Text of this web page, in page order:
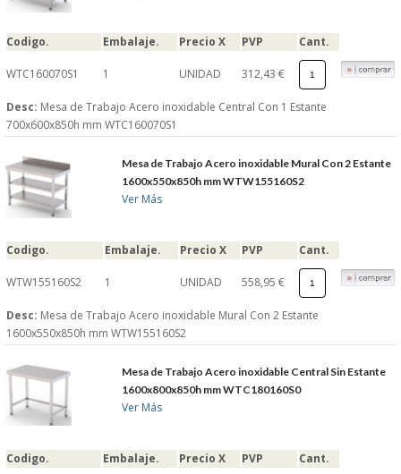
Codigo. Embalaje. Precio X PVP Cant.
WTC160070S1 1 UNIDAD 312,43 €
Desc: Mesa de Trabajo Acero inoxidable Central Con 1 Estante
700x600x850h mm WTC160070S1
Mesa de Trabajo Acero inoxidable Mural Con 2 Estante
1600x550x850h mm WTW155160S2
Ver Más
Codigo. Embalaje. Precio X PVP Cant.
WTW155160S2 1 UNIDAD 558,95 €
Desc: Mesa de Trabajo Acero inoxidable Mural Con 2 Estante
1600x550x850h mm WTW155160S2
Mesa de Trabajo Acero inoxidable Central Sin Estante
1600x800x850h mm WTC180160S0
Ver Más
Codigo. Embalaje. Precio X PVP Cant.